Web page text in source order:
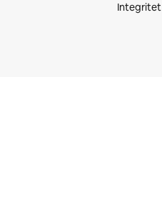
Integritet